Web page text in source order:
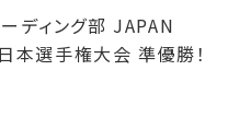
ディング部 JAPAN
本選手権大会 準優勝！